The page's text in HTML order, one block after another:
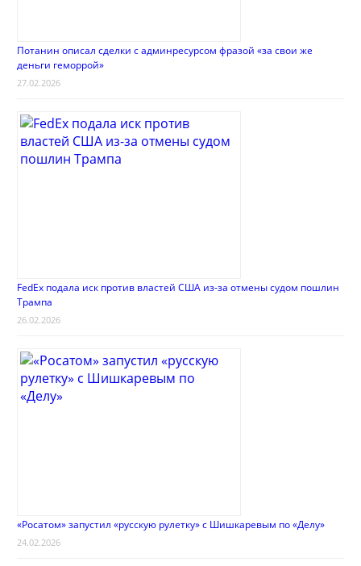
Потанин описал сделки с админресурсом фразой «за свои же
деньги геморрой»
27.02.2026
FedEx подала иск против властей США из-за отмены судом пошлин
Трампа
26.02.2026
«Росатом» запустил «русскую рулетку» с Шишкаревым по «Делу»
24.02.2026